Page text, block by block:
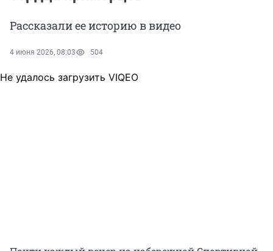
Рассказали ее историю в видео
4 июня 2026, 08:03 504
Не удалось загрузить VIQEO